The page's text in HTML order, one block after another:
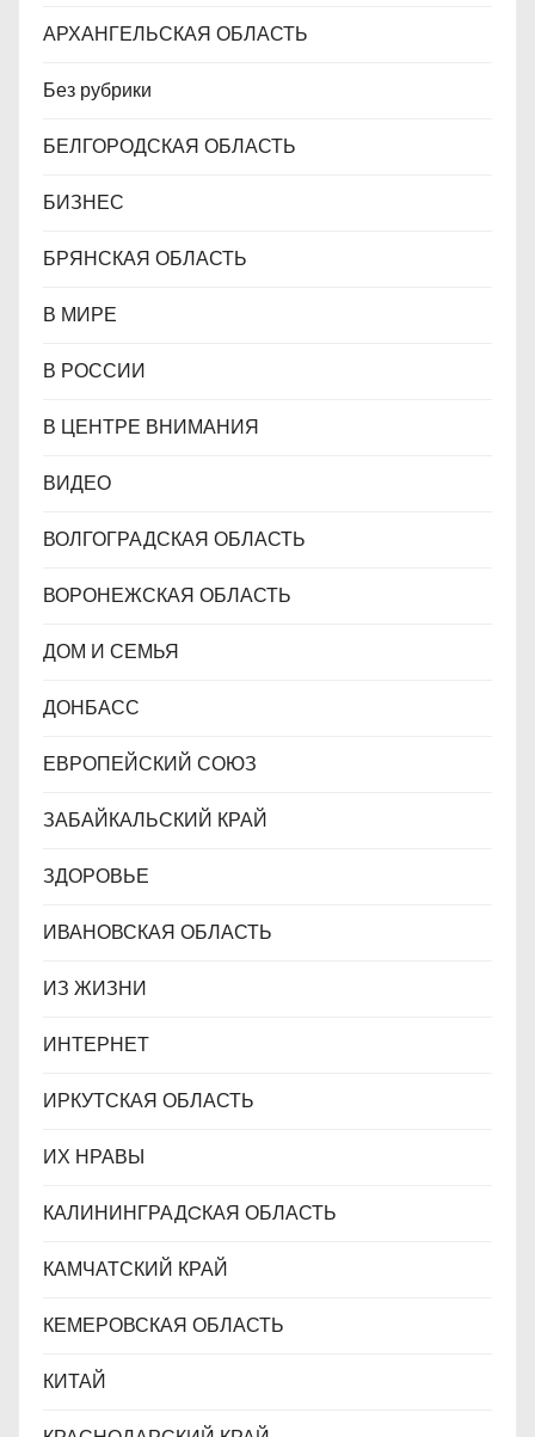
АРХАНГЕЛЬСКАЯ ОБЛАСТЬ
Без рубрики
БЕЛГОРОДСКАЯ ОБЛАСТЬ
БИЗНЕС
БРЯНСКАЯ ОБЛАСТЬ
В МИРЕ
В РОССИИ
В ЦЕНТРЕ ВНИМАНИЯ
ВИДЕО
ВОЛГОГРАДСКАЯ ОБЛАСТЬ
ВОРОНЕЖСКАЯ ОБЛАСТЬ
ДОМ И СЕМЬЯ
ДОНБАСС
ЕВРОПЕЙСКИЙ СОЮЗ
ЗАБАЙКАЛЬСКИЙ КРАЙ
ЗДОРОВЬЕ
ИВАНОВСКАЯ ОБЛАСТЬ
ИЗ ЖИЗНИ
ИНТЕРНЕТ
ИРКУТСКАЯ ОБЛАСТЬ
ИХ НРАВЫ
КАЛИНИНГРАДCКАЯ ОБЛАСТЬ
КАМЧАТСКИЙ КРАЙ
КЕМЕРОВСКАЯ ОБЛАСТЬ
КИТАЙ